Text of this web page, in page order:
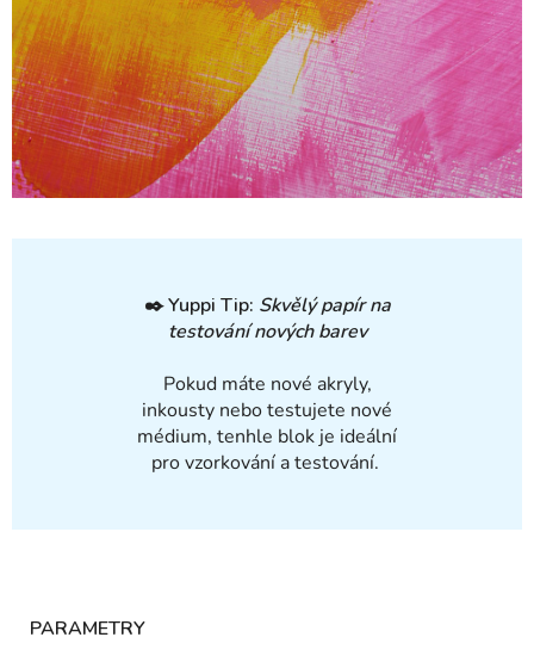
✒️ Yuppi Tip: Skvělý papír na
testování nových barev
Pokud máte nové akryly,
inkousty nebo testujete nové
médium, tenhle blok je ideální
pro vzorkování a testování.